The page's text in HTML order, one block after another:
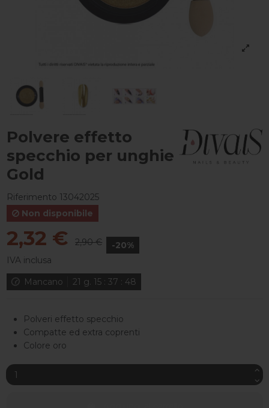
Polvere effetto
specchio per unghie
Gold
Riferimento 13042025
Non disponibile
2,32 € 2,90 €
-20%
IVA inclusa
Mancano
21 g. 15: 37 : 47
Polveri effetto specchio
Compatte ed extra coprenti
Colore oro